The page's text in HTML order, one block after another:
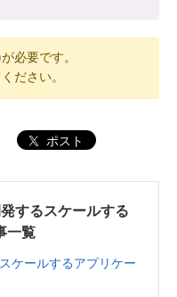
が必要です。
ださい。
ポスト
するスケールする
一覧
ケールするアプリケー